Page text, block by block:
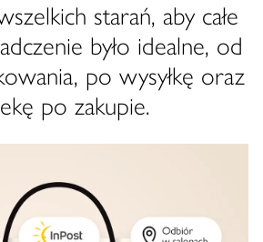
starań, aby całe
było idealne, od
po wysyłkę oraz
po zakupie.